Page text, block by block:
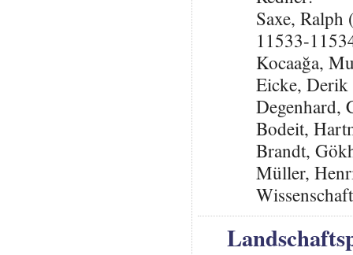
Saxe,
11533-
Kocaağa,
Eicke,
Bodeit,
Brandt,
Müller,